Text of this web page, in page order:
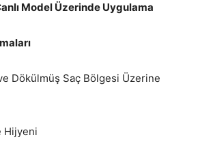
Model Üzerinde Uygulama
Dökülmüş Saç Bölgesi Üzerine
Hijyeni